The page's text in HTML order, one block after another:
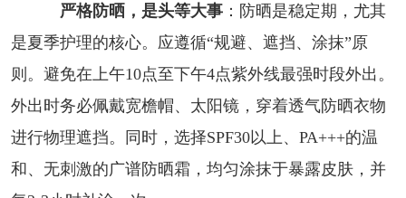
严格防晒，是头等大事：防晒是稳定期，尤其
是夏季护理的核心。应遵循“规避、遮挡、涂抹”原
则。避免在上午10点至下午4点紫外线最强时段外出。
外出时务必佩戴宽檐帽、太阳镜，穿着透气防晒衣物
进行物理遮挡。同时，选择SPF30以上、PA+++的温
和、无刺激的广谱防晒霜，均匀涂抹于暴露皮肤，并